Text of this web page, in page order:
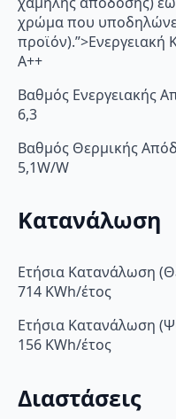
χρώμα που
A++
Βαθμός Ενεργειακής
6,3
Βαθμός Θερμικής
5,1W/W
Κατανάλωση
Ετήσια Κατανάλωση
714 KWh/έτος
Ετήσια Κατανάλωση
156 KWh/έτος
Διαστάσεις